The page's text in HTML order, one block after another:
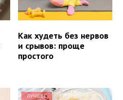
Как худеть без нервов
и срывов: проще
простого
ЛУЧШЕЕ